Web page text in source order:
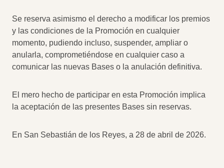
Se reserva asimismo el derecho a modificar los premios
y las condiciones de la Promoción en cualquier
momento, pudiendo incluso, suspender, ampliar o
anularla, comprometiéndose en cualquier caso a
comunicar las nuevas Bases o la anulación definitiva.
El mero hecho de participar en esta Promoción implica
la aceptación de las presentes Bases sin reservas.
En San Sebastián de los Reyes, a 28 de abril de 2026.